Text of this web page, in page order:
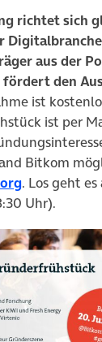
richtet sich
aus der
den
ist
ist per
Bitkom
. Los geht
Uhr).